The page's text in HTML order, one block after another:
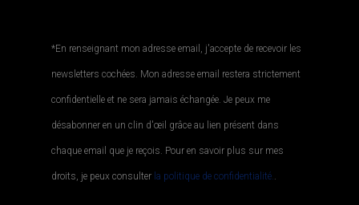
*En renseignant mon adresse email, j'accepte de recevoir les
newsletters cochées. Mon adresse email restera strictement
confidentielle et ne sera jamais échangée. Je peux me
désabonner en un clin d'œil grâce au lien présent dans
chaque email que je reçois. Pour en savoir plus sur mes
droits, je peux consulter la politique de confidentialité..